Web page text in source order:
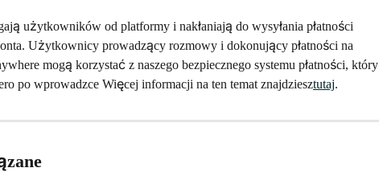
użytkowników od platformy i nakłaniają do wysyłania płatności
Użytkownicy prowadzący rozmowy i dokonujący płatności na
mogą korzystać z naszego bezpiecznego systemu płatności, który
po wprowadzce Więcej informacji na ten temat znajdziesztutaj.